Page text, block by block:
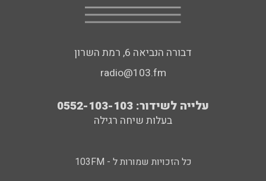
דבורה הנביאה 6, רמת השרון
radio@103.fm
עלייה לשידור: 0552-103-103
בעלות שיחה רגילה
כל הזכויות שמורות ל - 103FM